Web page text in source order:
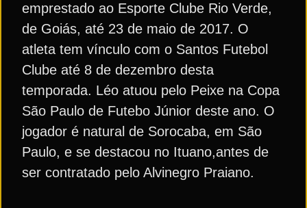
emprestado ao Esporte Clube Rio Verde,
de Goiás, até 23 de maio de 2017. O
atleta tem vínculo com o Santos Futebol
Clube até 8 de dezembro desta
temporada. Léo atuou pelo Peixe na Copa
São Paulo de Futebo Júnior deste ano. O
jogador é natural de Sorocaba, em São
Paulo, e se destacou no Ituano,antes de
ser contratado pelo Alvinegro Praiano.